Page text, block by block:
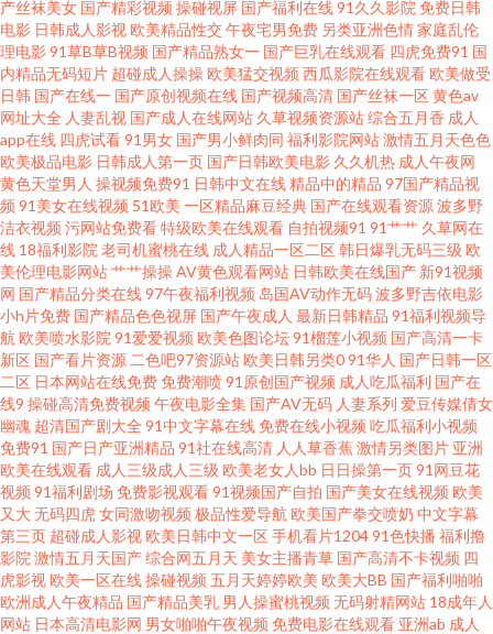
成人深夜福利18 欧美人妖欧美人妖 五月花A片 蜜桃视频91 午夜剧场韩国 91
这里 精品自拍傳媒 日本中文字幕色 91中日在线 久草成人看片 18网站视频污
肏屄网址麻豆传媒 九一传媒传媒视频 97瑟瑟影音先锋 久久精品这里18 熟妇
视频91 91传媒网页播放 国产ts在线观看 人人操B碰 亚洲x片 成人微拍福利导
航 欧美性交一二三区 一级AV片免费看 AV韩日性爱 激情桃色五月天 青娱乐
av91 操逼视频A 欧日美粗 91超碰天堂 成人一级片 美国色综合 在线伦理网站
琪琪 成人岛国网站 久久伊人导 丝袜天堂网 91热视 美女看片 亚洲综合色色
www操碰com 国产熟女91熟女 青青草视频福利 av资源观看 精品国产区久久
日本蜜桃91视频 伊人婷婷影院 日韩AV网页 91蜜桃臀无码 国产精品毛片A片
欧美日韩色 亚洲av网子 超碰久在线 久久嫩草综合网 手机在线三级中文 另类
视频综合 婷婷好色五月天 豆花Va官网 91探花在线观看 豆花成人精品网 另类
激情无毒不卡 91网站做爱 黄色香蕉视屏 日本有码天堂 91精选视频 美女红杏
产丝袜美女 国产精彩视频 操碰视屏 国产福利在线91久久影院 免费日韩
电影 日韩成人影视欧美精品性交午夜宅男免费 另类亚洲色情家庭乱伦
理电影91草B草B视频 国产精品熟女一 国产巨乳在线观看 四虎免费91 国
内精品无码短片 超碰成人操操欧美猛交视频 西瓜影院在线观看欧美做受
日韩 国产在线一 国产原创视频在线 国产视频高清 国产丝袜一区黄色av
网址大全 人妻乱视 国产成人在线网站 久草视频资源站综合五月香 成人
app在线 四虎试看91男女 国产男小鲜肉同 福利影院网站激情五月天色色
欧美极品电影 日韩成人第一页 国产日韩欧美电影 久久机热 成人午夜网
黄色天堂男人 操视频免费91 日韩中文在线精品中的精品 97国产精品视
频 91美女在线视频 51欧美 一区精品麻豆经典 国产在线观看资源波多野
洁衣视频 污网站免费看特级欧美在线观看 自拍视频91 91艹艹 久草网在
线 18福利影院 老司机蜜桃在线 成人精品一区二区韩日爆乳无码三级 欧
美伦理电影网站艹艹操操AV黄色观看网站 日韩欧美在线国产 新91视频
网 国产精品分类在线97午夜福利视频 岛国AV动作无码波多野吉依电影
小h片免费 国产精品色色视屏 国产午夜成人 最新日韩精品 91福利视频导
航 欧美喷水影院 91爱爱视频 欧美色图论坛91榴莲小视频 国产高清一卡
新区 国产看片资源 二色吧97资源站欧美日韩另类091华人 国产日韩一区
二区 日本网站在线免费免费潮喷91原创国产视频 成人吃瓜福利 国产在
线9 操碰高清免费视频 午夜电影全集 国产AV无码 人妻系列 爱豆传媒倩女
幽魂 超清国产剧大全 91中文字幕在线免费在线小视频 吃瓜福利小视频
免费91 国产日产亚洲精品 91社在线高清 人人草香蕉激情另类图片 亚洲
欧美在线观看 成人三级成人三级 欧美老女人bb 日日操第一页91网豆花
视频 91福利剧场 免费影视观看91视频国产自拍 国产美女在线视频 欧美
又大 无码四虎女同激吻视频 极品性爱导航 欧美国产拳交喷奶 中文字幕
第三页 超碰成人影视欧美日韩中文一区手机看片120491色快播 福利撸
影院 激情五月天国产综合网五月天 美女主播青草 国产高清不卡视频 四
虎影视欧美一区在线操碰视频 五月天婷婷欧美 欧美大BB 国产福利啪啪
欧洲成人午夜精品 国产精品美乳 男人操蜜桃视频 无码射精网站 18成年人
网站 日本高清电影网 男女啪啪午夜视频 免费电影在线观看 亚洲ab 成人